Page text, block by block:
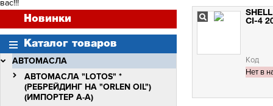
Quantum Molibden
ВНИМАНИЕ!!!
Telegram-канал
специально для вас!!!
Новинки
Каталог товаров
АВТОМАСЛА
АВТОМАСЛА "LOTOS" *
(РЕБРЕЙДИНГ НА "ORLEN OIL")
(ИМПОРТЕР А-А)
CI-4
Код
Нет в